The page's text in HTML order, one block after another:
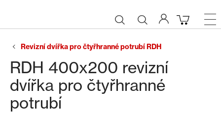
Revizní dvířka pro čtyřhranné potrubí RDH
RDH 400x200 revizní
dvířka pro čtyřhranné
potrubí